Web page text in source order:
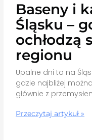
Baseny i
Śląsku –
ochłodzą
regionu
Upalne dni to na
gdzie najbliżej
głównie z
Przeczytaj artykuł »